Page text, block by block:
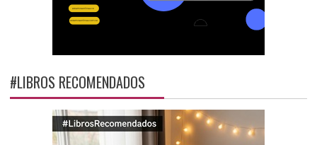
#LIBROS RECOMENDADOS